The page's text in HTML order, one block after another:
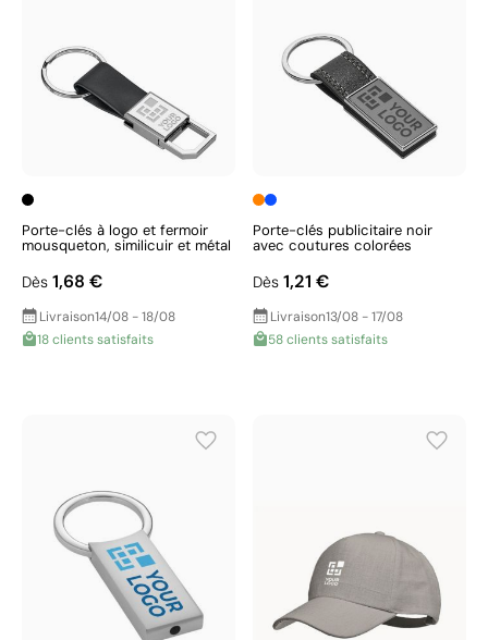
Porte-clés à logo et fermoir
mousqueton, similicuir et métal
Dès 1,68 €
Livraison14/08 - 18/08
18 clients satisfaits
Porte-clés publicitaire noir
avec coutures colorées
Dès 1,21 €
Livraison13/08 - 17/08
58 clients satisfaits